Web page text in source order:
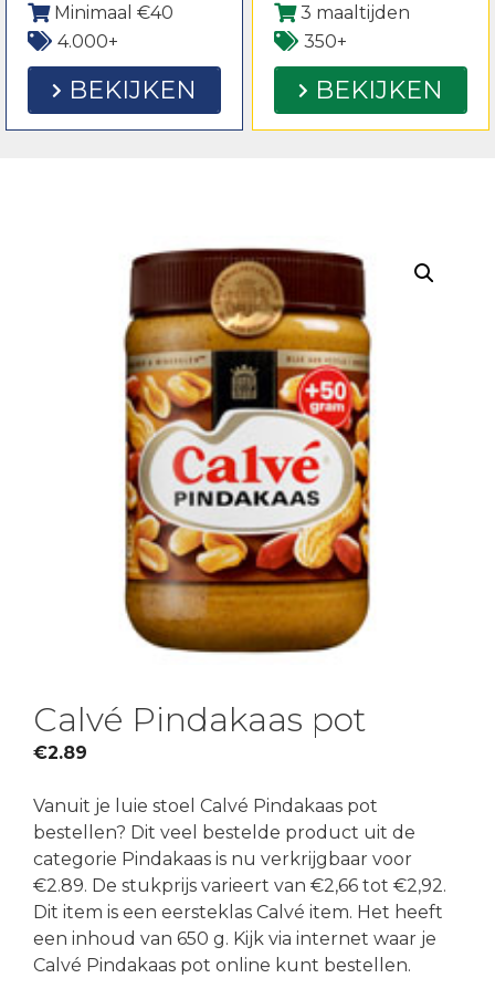
Minimaal €40
4.000+
BEKIJKEN
3 maaltijden
350+
BEKIJKEN
Calvé Pindakaas pot
€2.89
Vanuit je luie stoel Calvé Pindakaas pot
bestellen? Dit veel bestelde product uit de
categorie Pindakaas is nu verkrijgbaar voor
€2.89. De stukprijs varieert van €2,66 tot €2,92.
Dit item is een eersteklas Calvé item. Het heeft
een inhoud van 650 g. Kijk via internet waar je
Calvé Pindakaas pot online kunt bestellen.